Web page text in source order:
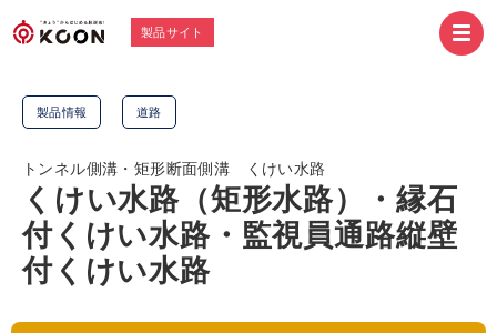
製品サイト
製品情報 道路
トンネル側溝・矩形断面側溝 くけい水路
くけい水路（矩形水路）・縁石
付くけい水路・監視員通路縦壁
付くけい水路